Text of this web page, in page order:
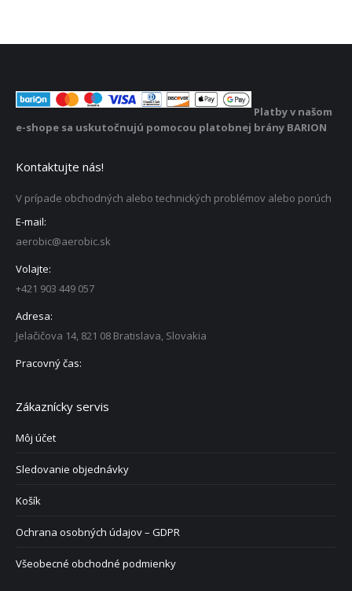
Platby v našom
e-shope sa uskutočnujú pomocou platobnej brány BARION
Kontaktujte nás!
V prípade obchodných alebo technických problémov alebo porúch
E-mail:
aerobic@aerobic.sk
Volajte:
+421 903 449 057
Adresa:
Jelačičova 14, 821 08 Bratislava, Slovakia
Pracovný čas:
Zákaznícky servis
Môj účet
Sledovanie objednávky
Košík
Ochrana osobných údajov – GDPR
Všeobecné obchodné podmienky